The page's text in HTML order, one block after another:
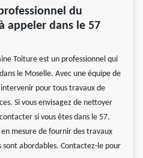
du
appeler dans le 57
Toiture est un professionnel qui
le Moselle. Avec une équipe de
pour tous travaux de
Si vous envisagez de nettoyer
si vous êtes dans le 57.
mesure de fournir des travaux
abordables. Contactez-le pour